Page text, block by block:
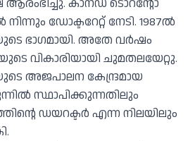
കാനഡ ടൊറന്റോ
ഡോക്ടറേറ്റ് നേടി. 1987ല്‍
ഭാഗമായി. അതേ വര്‍ഷം
വികാരിയായി ചുമതലയേറ്റു.
അജപാലന കേന്ദ്രമായ
സ്ഥാപിക്കുന്നതിലും
ഡയറക്ടര്‍ എന്ന നിലയിലും